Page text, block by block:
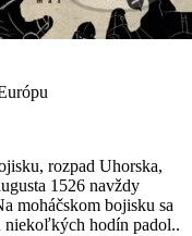
rozpad Uhorska,
1526 navždy
moháčskom bojisku sa
niekoľkých hodín padol..